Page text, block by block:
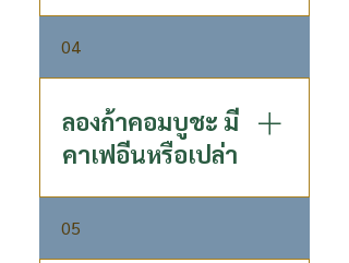
แนะนำให้ดื่มก่อนอาหารเช้า
การขับถ่าย และดีท็อกซ์ สำหรับ
คนที่มีปัญหาเกี่ยวกับกระเพาะ
อาหารแนะนำให้ดื่มหลังอาหาร
มื้อเช้า จะทำให้สบายท้องตลอด
วันแล้วช่วยย่อยอาหารในมื้ออื่น
04
ลองก้าคอมบูชะ มี
คาเฟอีนหรือเปล่า
ด้วยกระบวนการหมักที่พิเศษ ทำ
05